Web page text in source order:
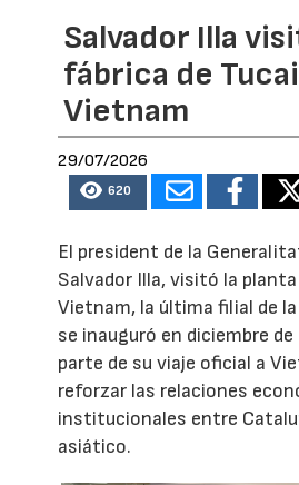
Salvador Illa
fábrica de
Vietnam
29/07/2026
620
El president de la
Salvador Illa, visitó la planta
Vietnam, la última filial de
se inauguró en diciembre
parte de su viaje oficial a
reforzar las relaciones
institucionales entre
asiático.